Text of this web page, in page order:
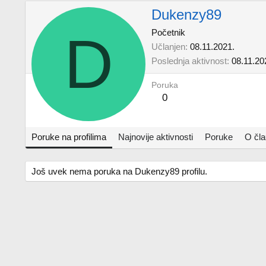
D
Dukenzy89
Početnik
Učlanjen 08.11.2021.
Poslednja aktivnost
Poruka
0
Poruke na profilima Najnovije aktivnosti Poruke O
Još uvek nema poruka na Dukenzy89 profilu.